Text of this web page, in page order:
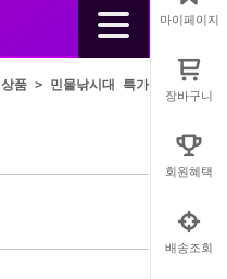
마이페이지
장바구니
회원혜택
배송조회
품 > 민물낚시대 특가